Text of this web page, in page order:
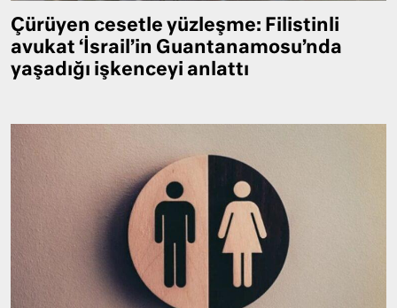
Çürüyen cesetle yüzleşme: Filistinli
avukat ‘İsrail’in Guantanamosu’nda
yaşadığı işkenceyi anlattı